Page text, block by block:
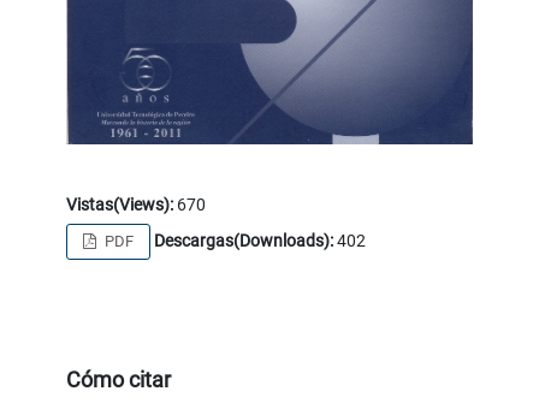
Vistas(Views): 670
PDF Descargas(Downloads):402
Cómo citar